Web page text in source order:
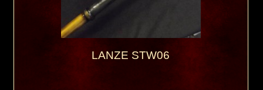
LANZE STW06